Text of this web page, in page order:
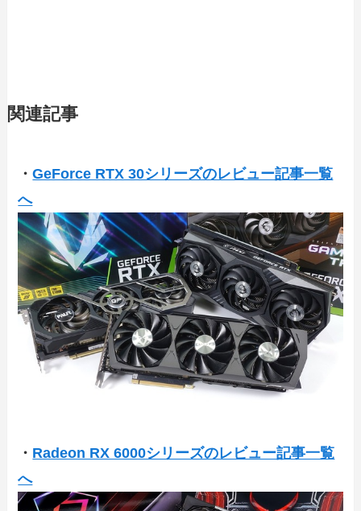
関連記事
・GeForce RTX 30シリーズのレビュー記事一覧
へ
・ Radeon RX 6000シリーズのレビュー記事一覧
へ